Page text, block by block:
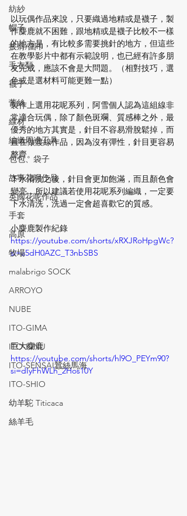
紡紗
帽子
披肩/圍巾
毛衣類
襪子
蕾絲
線材
編織周邊工具
包包、袋子
故事花呢作品
英國花呢作品
手套
高原
牧場
malabrigo SOCK
ARROYO
NUBE
ITO-GIMA
ITO-KINU
ITO-SENSAI蠶絲馬海
ITO-SHIO
幼羊駝 Titicaca
絲羊毛
以玩偶作品來說，只要織過地精或是襪子，製
作麋鹿就不困難，跟地精或是襪子比較不一樣
的地方是，有比較多需要挑針的地方，但這些
在教學影片中都有示範說明，也已經有許多朋
友完成，應該不會是大問題。（相對技巧，選
色或是選材料可能更難一點）
製作上選用花呢系列，阿雪個人認為這組線非
常適合玩偶，除了顏色斑斕、質感棒之外，最
優秀的地方其實是，針目不容易滑脫鬆掉，而
且在做渡線作品，因為沒有彈性，針目更容易
整齊。
下水清洗之後，針目會更加飽滿，而且顏色會
變亮，所以建議若使用花呢系列編織，一定要
下水清洗，洗過一定會超喜歡它的質感。
小麋鹿製作紀錄
https://youtube.com/shorts/xRXJRoHpgWc?
si=a5dH0AZC_T3nbSBS
巨大麋鹿
https://youtube.com/shorts/hl9O_PEYm90?
si=dIyFhWLh_2Hos10Y